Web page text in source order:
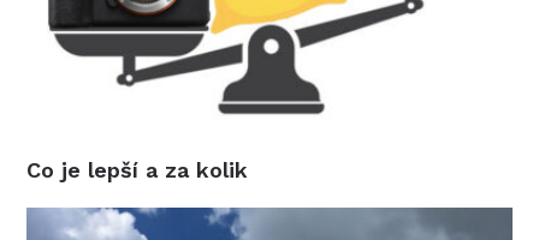
Co je lepší a za kolik